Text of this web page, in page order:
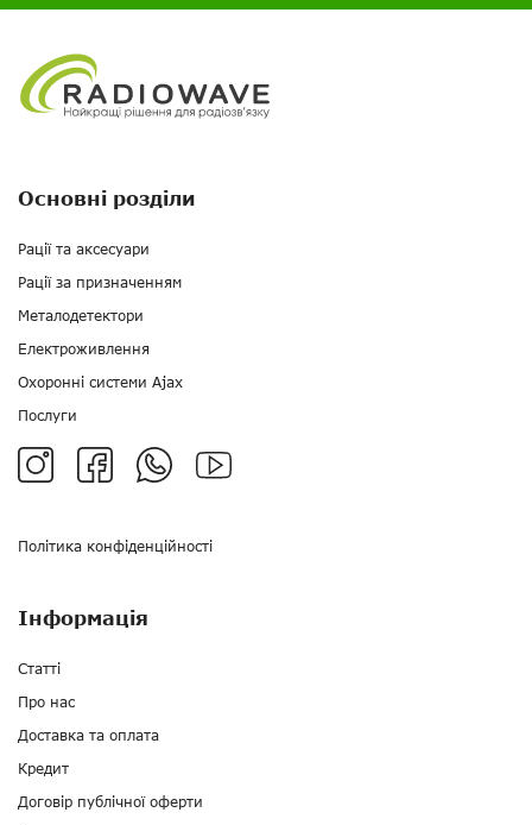
Політика конфіденційності
Основні розділи
Рації та аксесуари
Рації за призначенням
Металодетектори
Електроживлення
Охоронні системи Ajax
Послуги
Інформація
Статті
Про нас
Доставка та оплата
Кредит
Договір публічної оферти